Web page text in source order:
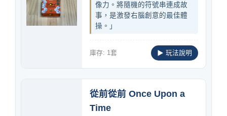
像力。將隨機的符號串連成故
事，是激發右腦創意的最佳體
操。」
庫存: 1套 ▶ 玩法說明
從前從前 Once Upon a
Time